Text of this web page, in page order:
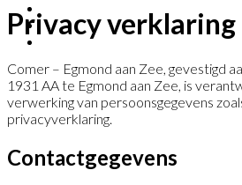
Privacy verklaring
Comer – Egmond aan Zee, gevestigd
1931 AA te Egmond aan Zee, is
verwerking van persoonsgegevens
privacyverklaring.
Contactgegevens